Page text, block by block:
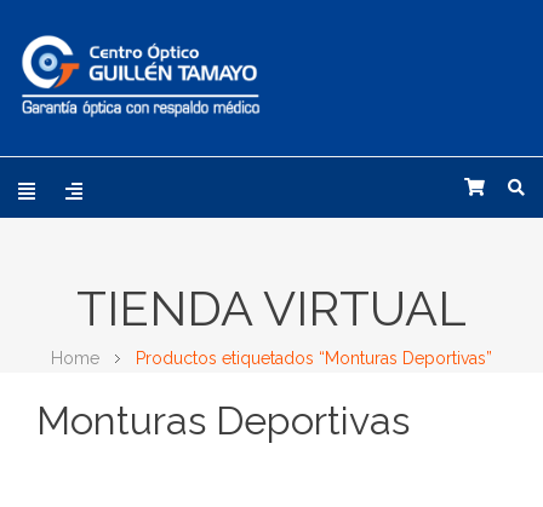
TIENDA VIRTUAL
Home Productos etiquetados “Monturas Deportivas”
Monturas Deportivas